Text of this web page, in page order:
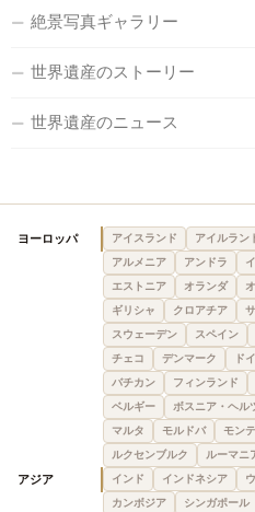
絶景写真ギャラリー
世界遺産のストーリー
世界遺産のニュース
ヨーロッパ アイスランド アイルラン
アルメニア
アンドラ
エストニア
オランダ
ギリシャ
クロアチア
スウェーデン
スペイン
チェコ
デンマーク ド
バチカン
フィンランド
ベルギー
ボスニア・ヘル
マルタ
モルドバ モン
ルクセンブルク
ルーマニ
アジア インド インドネシア
カンボジア
シンガポール